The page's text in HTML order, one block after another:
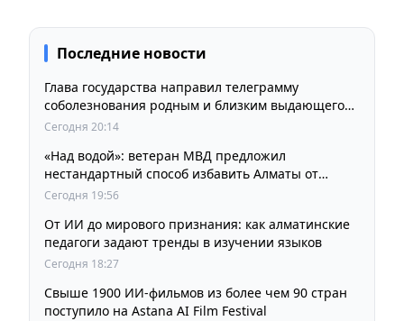
Последние новости
Глава государства направил телеграмму
соболезнования родным и близким выдающегося
кинорежиссера Ардака Амиркулова
Сегодня 20:14
«Над водой»: ветеран МВД предложил
нестандартный способ избавить Алматы от
пробок и смога
Сегодня 19:56
От ИИ до мирового признания: как алматинские
педагоги задают тренды в изучении языков
Сегодня 18:27
Свыше 1900 ИИ-фильмов из более чем 90 стран
поступило на Astana AI Film Festival